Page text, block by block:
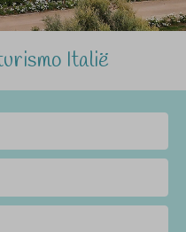
Italië